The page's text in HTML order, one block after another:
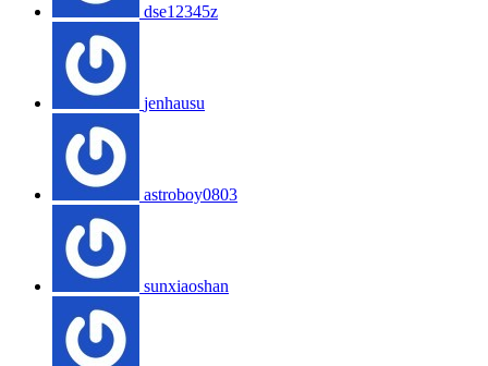
dse12345z
jenhausu
astroboy0803
sunxiaoshan